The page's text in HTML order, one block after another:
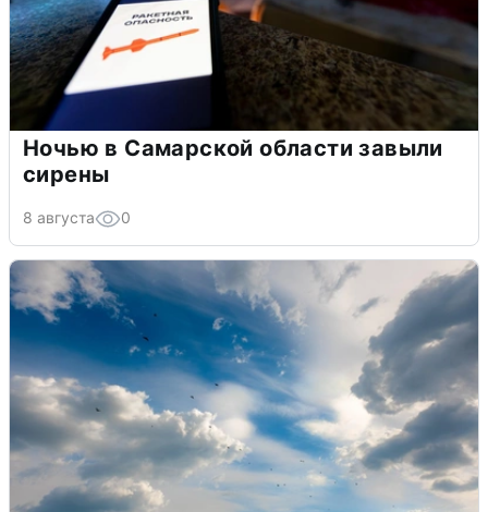
Ночью в Самарской области завыли
сирены
8 августа 0